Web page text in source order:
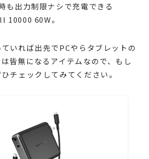
も出力制限ナシで充電できる
10000 60W。
いれば出先でPCやらタブレットの
皆無になるアイテムなので、もし
チェックしてみてください。